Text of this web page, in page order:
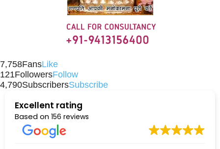
7,758FansLike
121FollowersFollow
4,790SubscribersSubscribe
Excellent rating
Based on 156 reviews